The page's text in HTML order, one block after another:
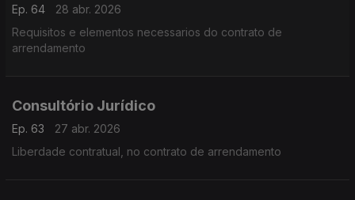
Ep. 64
28 abr. 2026
Requisitos e elementos necessarios do contrato de
arrendamento
Consultório Jurídico
Ep. 63
27 abr. 2026
Liberdade contratual, no contrato de arrendamento